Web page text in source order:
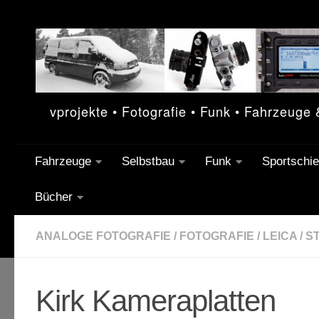
vprojekte • Fotografie • Funk •
Fahrzeuge Selbstbau Funk
Bücher
ANALOGE FOTOGRAFIE / FOTOGRAFIE / LEICA /
Kirk Kameraplatten